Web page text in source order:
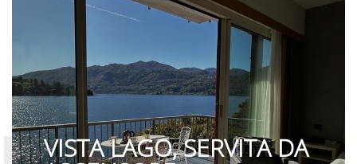
VISTA LAGO, SERVITA DA